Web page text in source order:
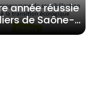
année réussie
de Saône-